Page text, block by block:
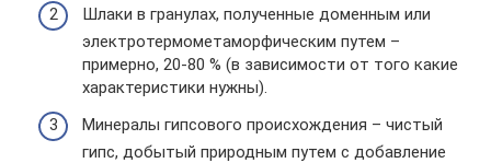
Шлаки в гранулах, полученные доменным или
электротермометаморфическим путем –
примерно, 20-80 % (в зависимости от того какие
характеристики нужны).
Минералы гипсового происхождения – чистый
гипс, добытый природным путем с добавление